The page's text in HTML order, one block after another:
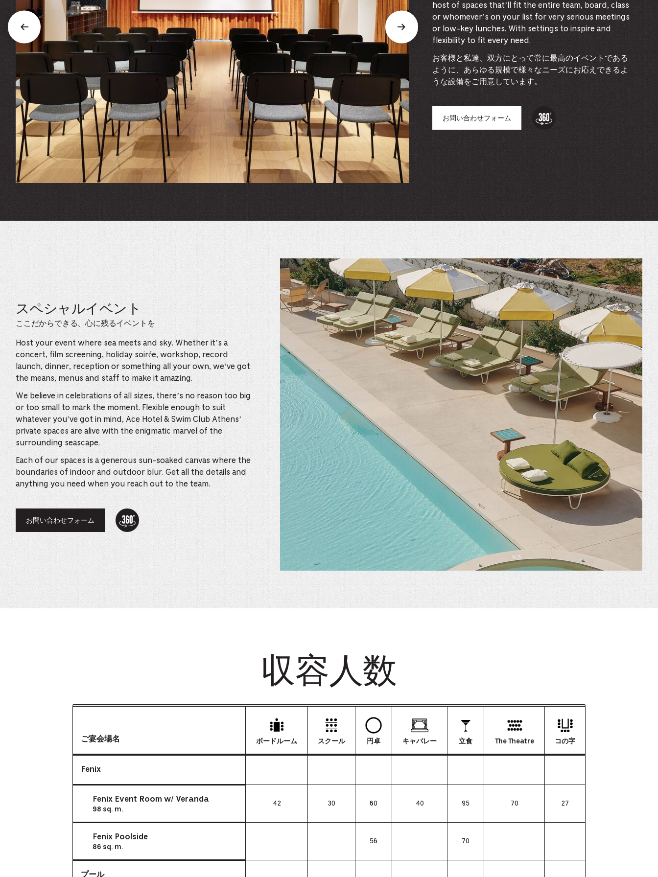
host of spaces that’ll fit the entire team, board, class
or whomever’s on your list for very serious meetings
or low-key lunches. With settings to inspire and
flexibility to fit every need.
お客様と私達、双方にとって常に最高のイベントである
ように、あらゆる規模で様々なニーズにお応えできるよ
うな設備をご用意しています。
お問い合わせフォーム
browser
スペシャルイベント
ここだからできる、心に残るイベントを
Host your event where sea meets and sky. Whether it’s a
concert, film screening, holiday soirée, workshop, record
launch, dinner, reception or something all your own, we’ve got
the means, menus and staff to make it amazing.
We believe in celebrations of all sizes, there’s no reason too big
or too small to mark the moment. Flexible enough to suit
whatever you’ve got in mind, Ace Hotel & Swim Club Athens’
private spaces are alive with the enigmatic marvel of the
surrounding seascape.
Each of our spaces is a generous sun-soaked canvas where the
boundaries of indoor and outdoor blur. Get all the details and
anything you need when you reach out to the team.
お問い合わせフォーム
Tour:
in
browser
収容人数
Chart
Details
Rooms
ご宴会場名 ボードルーム スクール 円卓 キャバレー 立食 The Theatre コの字
Fenix
Fenix Event Room w/ Veranda
98 sq. m.
42 30 60 40 95 70 27
Fenix Poolside
86 sq. m.
56 70
プール